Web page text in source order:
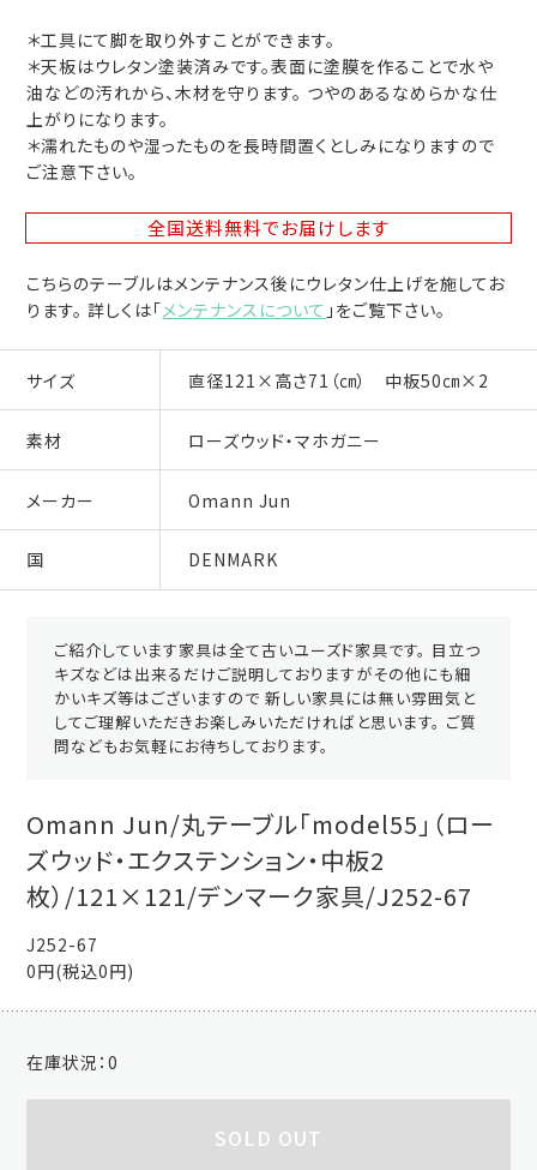
＊工具にて脚を取り外すことができます。
＊天板はウレタン塗装済みです。表面に塗膜を作ることで水や
油などの汚れから、木材を守ります。 つやのあるなめらかな仕
上がりになります。
＊濡れたものや湿ったものを長時間置くとしみになりますので
ご注意下さい。
全国送料無料でお届けします
こちらのテーブルはメンテナンス後にウレタン仕上げを施してお
ります。 詳しくは「メンテナンスについて 」をご覧下さい。
サイズ 直径121×高さ71（㎝） 中板50㎝×2
素材 ローズウッド・マホガニー
メーカー Omann Jun
国 DENMARK
ご紹介しています家具は全て古いユーズド家具です。 目立つ
キズなどは出来るだけご説明しておりますがその他にも細
かいキズ等はございますので 新しい家具には無い雰囲気と
してご理解いただきお楽しみいただければと思います。 ご質
問などもお気軽にお待ちしております。
Omann Jun/丸テーブル「model55」（ロー
ズウッド・エクステンション・中板2
枚）/121×121/デンマーク家具/J252-67
J252-67
0円(税込0円)
在庫状況：0
SOLD OUT